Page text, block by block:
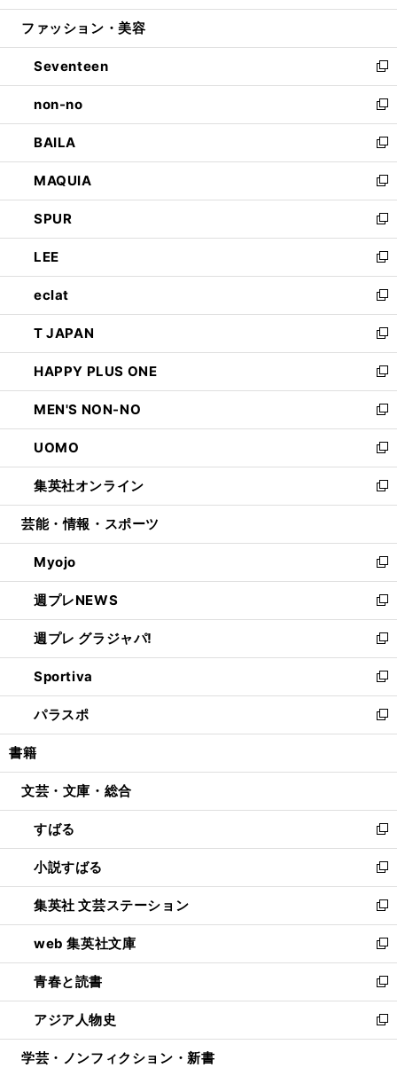
開
ウ
開
く
ン
ウ
で
開
く
ウ
ン
ド
ウ
で
開
く
ファッション・美容
Seventeen
新
し
い
ウ
ィ
ン
ド
ウ
で
開
く
non-no
新
し
い
ウ
ィ
ン
ド
ウ
で
開
く
BAILA
新
し
い
ウ
ィ
ン
ド
ウ
で
開
く
MAQUIA
新
し
い
ウ
ィ
ン
ド
ウ
で
開
く
SPUR
新
し
い
ウ
ィ
ン
ド
ウ
で
開
く
LEE
新
し
い
ウ
ィ
ン
ド
ウ
で
開
く
eclat
新
し
い
ウ
ィ
ン
ド
ウ
で
開
く
T JAPAN
新
し
い
ウ
ィ
ン
ド
ウ
で
開
HAPPY PLUS ONE
新
し
い
ウ
ィ
ン
ド
ウ
開
く
MEN'S NON-NO
新
し
い
ウ
ィ
ン
ウ
で
開
く
UOMO
新
し
い
ウ
ン
ド
ウ
で
開
く
集英社オンライン
新
し
ウ
ィ
ン
ド
ウ
で
開
く
芸能・情報・スポーツ
Myojo
新
し
い
ウ
ィ
ン
ド
ウ
で
開
週プレNEWS
新
し
い
ウ
ィ
ン
ド
ウ
開
週プレ グラジャパ!
新
し
い
ウ
ィ
ン
ウ
開
く
Sportiva
新
し
い
ウ
ン
ウ
で
開
く
パラスポ
新
し
ウ
ン
ド
ウ
で
開
く
書籍
文芸・文庫・総合
すばる
新
し
い
ウ
ィ
ン
ド
ウ
で
開
く
小説すばる
新
し
い
ウ
ィ
ン
ド
ウ
で
開
集英社 文芸ステーション
新
し
い
ウ
ィ
ン
ド
ウ
web 集英社文庫
新
し
い
ウ
ィ
ン
青春と読書
新
し
い
ウ
アジア人物史
新
し
学芸・ノンフィクション・新書